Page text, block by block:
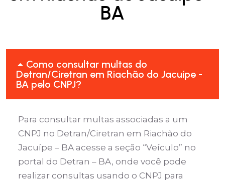
BA
Como consultar multas do
Detran/Ciretran em Riachão do Jacuípe -
BA pelo CNPJ?
Para consultar multas associadas a um
CNPJ no Detran/Ciretran em Riachão do
Jacuípe – BA acesse a seção “Veículo” no
portal do Detran – BA, onde você pode
realizar consultas usando o CNPJ para